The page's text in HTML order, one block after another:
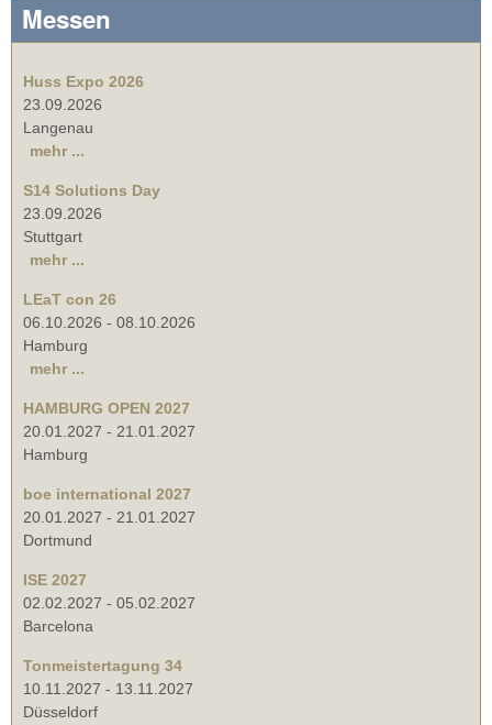
Messen
Huss Expo 2026
23.09.2026
Langenau
mehr ...
S14 Solutions Day
23.09.2026
Stuttgart
mehr ...
LEaT con 26
06.10.2026 - 08.10.2026
Hamburg
mehr ...
HAMBURG OPEN 2027
20.01.2027 - 21.01.2027
Hamburg
boe international 2027
20.01.2027 - 21.01.2027
Dortmund
ISE 2027
02.02.2027 - 05.02.2027
Barcelona
Tonmeistertagung 34
10.11.2027 - 13.11.2027
Düsseldorf